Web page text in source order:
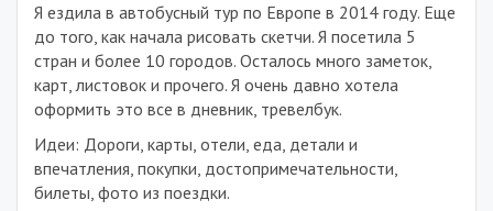
Я ездила в автобусный тур по Европе в 2014 году. Еще
до того, как начала рисовать скетчи. Я посетила 5
стран и более 10 городов. Осталось много заметок,
карт, листовок и прочего. Я очень давно хотела
оформить это все в дневник, тревелбук.
Идеи: Дороги, карты, отели, еда, детали и
впечатления, покупки, достопримечательности,
билеты, фото из поездки.